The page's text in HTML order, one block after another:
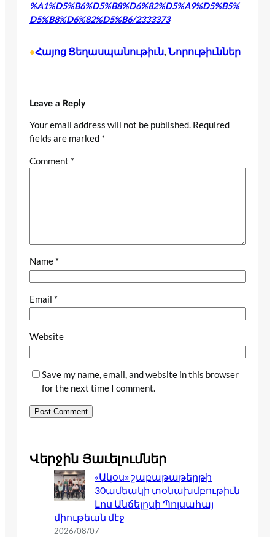
%A1%D5%B6%D5%B8%D6%82%D5%A9%D5%B5%
D5%B8%D6%82%D5%B6/2333373
•Հայոց Ցեղասպանութիւն Նորութիւններ
Leave a Reply
Your email address will not be published. Required
fields are marked *
Comment *
Name *
Email *
Website
Save my name, email, and website in this browser
for the next time I comment.
Վերջին Յաւելումներ
«Ակօս» շաբաթաթերթի
30ամեակի տօնախմբութիւն
Լոս Անճելըսի Պոլսահայ
միութեան մէջ
2026/08/07